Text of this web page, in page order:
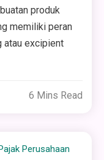
produk
memiliki peran
atau excipient
6 Mins Read